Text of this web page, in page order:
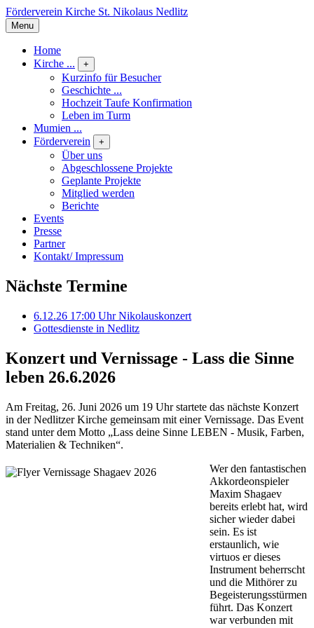
Förderverein Kirche St. Nikolaus Nedlitz
Menu
Home
Kirche ...
+
Kurzinfo für Besucher
Geschichte ...
Hochzeit Taufe Konfirmation
Leben im Turm
Mumien ...
Förderverein
+
Über uns
Abgeschlossene Projekte
Geplante Projekte
Mitglied werden
Berichte
Events
Presse
Partner
Kontakt/ Impressum
Nächste Termine
6.12.26 17:00 Uhr Nikolauskonzert
Gottesdienste in Nedlitz
Konzert und Vernissage - Lass die Sinne
leben 26.6.2026
Am Freitag, 26. Juni 2026 um 19 Uhr startete das nächste Konzert
in der Nedlitzer Kirche gemeinsam mit einer Vernissage. Das Event
stand unter dem Motto „Lass deine Sinne LEBEN - Musik, Farben,
Materialien & Techniken“.
Wer den fantastischen
Akkordeonspieler
Maxim Shagaev
bereits erlebt hat, wird
sicher wieder dabei
sein. Es ist
erstaunlich, wie
virtuos er dieses
Instrument beherrscht
und die Mithörer zu
Begeisterungsstürmen
führt. Das Konzert
war verbunden mit